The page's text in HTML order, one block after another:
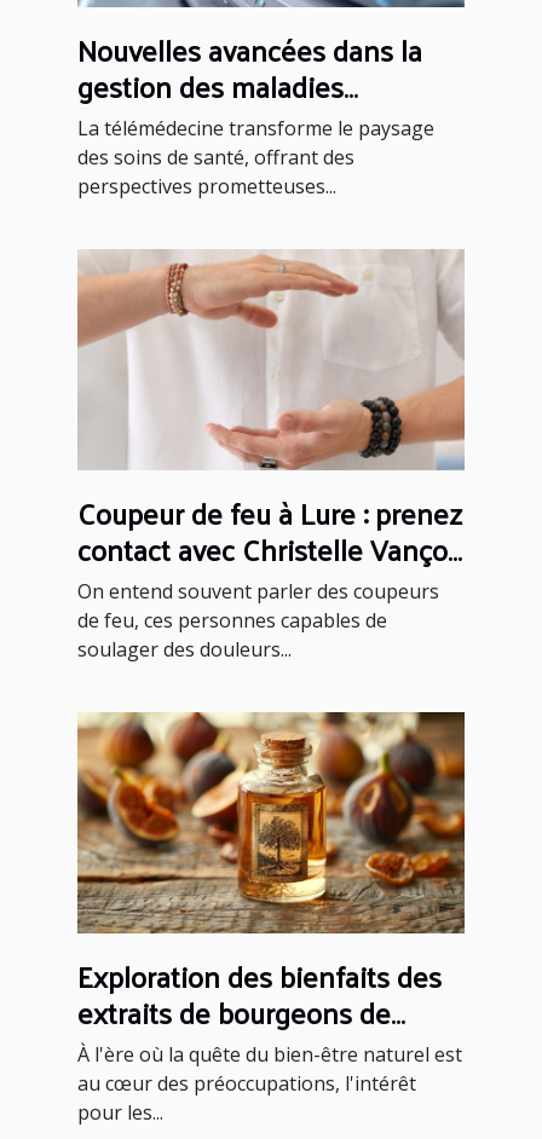
Nouvelles avancées dans la
gestion des maladies
chroniques par la
télémédecine
La télémédecine transforme le paysage
des soins de santé, offrant des
perspectives prometteuses...
Coupeur de feu à Lure : prenez
contact avec Christelle Vançon
!
On entend souvent parler des coupeurs
de feu, ces personnes capables de
soulager des douleurs...
Exploration des bienfaits des
extraits de bourgeons de
figuier pour la digestion
À l'ère où la quête du bien-être naturel est
au cœur des préoccupations, l'intérêt
pour les...